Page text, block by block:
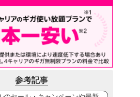
参考記事